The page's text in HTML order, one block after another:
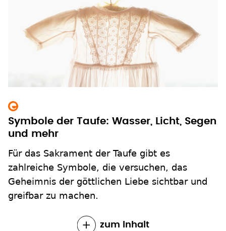
Symbole der Taufe: Wasser, Licht, Segen
und mehr
Für das Sakrament der Taufe gibt es
zahlreiche Symbole, die versuchen, das
Geheimnis der göttlichen Liebe sichtbar und
greifbar zu machen.
zum Inhalt